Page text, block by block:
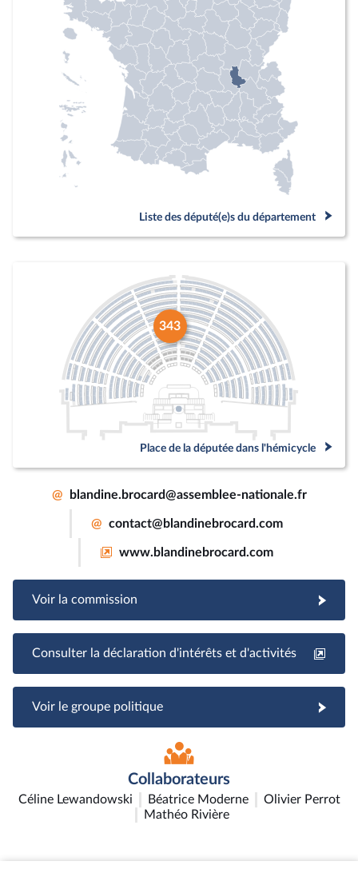
Liste des député(e)s du département
343
Place de la députée dans l'hémicycle
@ blandine.brocard@assemblee-nationale.fr
@ contact@blandinebrocard.com
www.blandinebrocard.com
Voir la commission
Consulter la déclaration d'intérêts et d'activités
Voir le groupe politique
Collaborateurs
Céline Lewandowski Béatrice Moderne
Olivier Perrot
Mathéo Rivière